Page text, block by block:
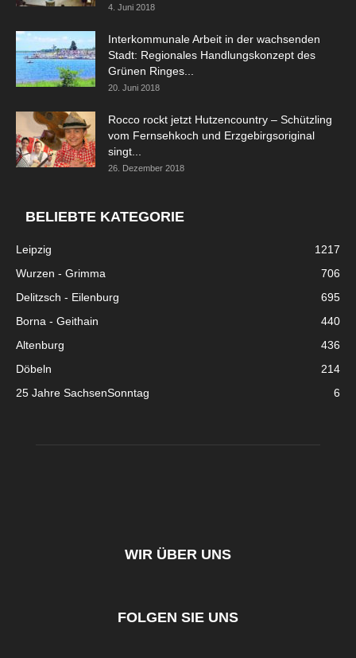
4. Juni 2018
Interkommunale Arbeit in der wachsenden
Stadt: Regionales Handlungskonzept des
Grünen Ringes...
20. Juni 2018
Rocco rockt jetzt Hutzencountry – Schützling
vom Fernsehkoch und Erzgebirgsoriginal
singt...
26. Dezember 2018
BELIEBTE KATEGORIE
Leipzig
1217
Wurzen - Grimma
706
Delitzsch - Eilenburg
695
Borna - Geithain
440
Altenburg
436
Döbeln
214
25 Jahre SachsenSonntag
6
WIR ÜBER UNS
FOLGEN SIE UNS